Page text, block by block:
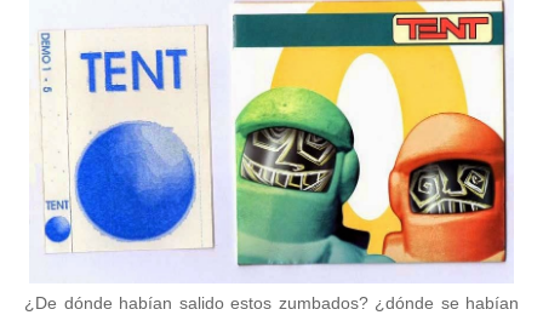
¿De dónde habían salido estos zumbados? ¿dónde se habían